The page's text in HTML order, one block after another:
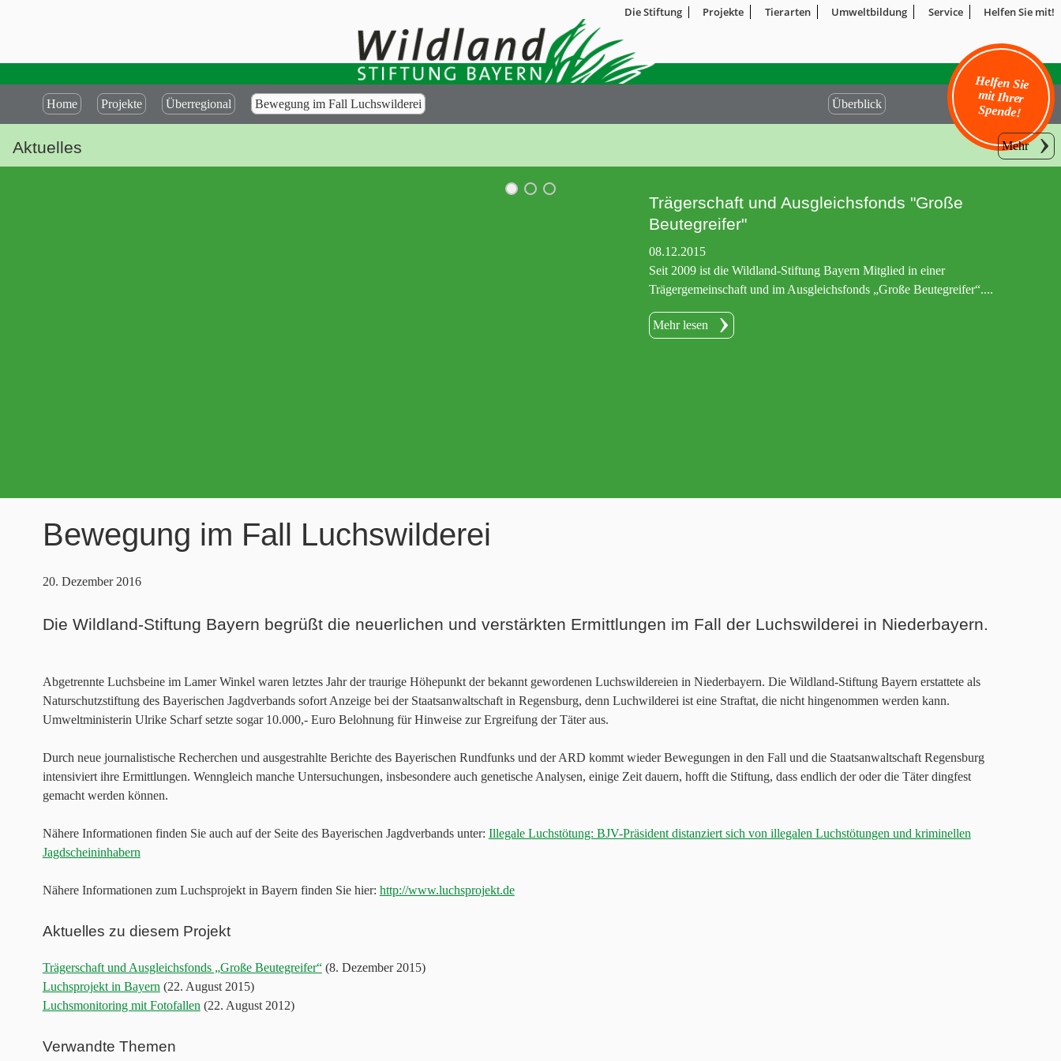
Die Stiftung Projekte Tierarten Umweltbildung Service Helfen Sie mit!
Helfen Sie
mit Ihrer
Spende!
Home Projekte Überregional Bewegung im Fall Luchswilderei Überblick
Aktuelles Mehr
Trägerschaft und Ausgleichsfonds "Große
Beutegreifer"
08.12.2015
Seit 2009 ist die Wildland-Stiftung Bayern Mitglied in einer
Trägergemeinschaft und im Ausgleichsfonds „Große Beutegreifer“....
Mehr lesen
Bewegung im Fall Luchswilderei
20. Dezember 2016
Die Wildland-Stiftung Bayern begrüßt die neuerlichen und verstärkten Ermittlungen im Fall der Luchswilderei in Niederbayern.
Abgetrennte Luchsbeine im Lamer Winkel waren letztes Jahr der traurige Höhepunkt der bekannt gewordenen Luchswildereien in Niederbayern. Die Wildland-Stiftung Bayern erstattete als
Naturschutzstiftung des Bayerischen Jagdverbands sofort Anzeige bei der Staatsanwaltschaft in Regensburg, denn Luchwilderei ist eine Straftat, die nicht hingenommen werden kann.
Umweltministerin Ulrike Scharf setzte sogar 10.000,- Euro Belohnung für Hinweise zur Ergreifung der Täter aus.
Durch neue journalistische Recherchen und ausgestrahlte Berichte des Bayerischen Rundfunks und der ARD kommt wieder Bewegungen in den Fall und die Staatsanwaltschaft Regensburg
intensiviert ihre Ermittlungen. Wenngleich manche Untersuchungen, insbesondere auch genetische Analysen, einige Zeit dauern, hofft die Stiftung, dass endlich der oder die Täter dingfest
gemacht werden können.
Nähere Informationen finden Sie auch auf der Seite des Bayerischen Jagdverbands unter: Illegale Luchstötung: BJV-Präsident distanziert sich von illegalen Luchstötungen und kriminellen
Jagdscheininhabern
Nähere Informationen zum Luchsprojekt in Bayern finden Sie hier: http://www.luchsprojekt.de
Aktuelles zu diesem Projekt
Trägerschaft und Ausgleichsfonds „Große Beutegreifer“(8. Dezember 2015)
Luchsprojekt in Bayern (22. August 2015)
Luchsmonitoring mit Fotofallen (22. August 2012)
Verwandte Themen